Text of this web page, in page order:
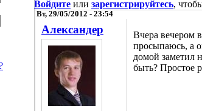
Войдите или зарегистрируйтесь,
Вт, 29/05/2012 - 23:54
Александер
Вчера вечером
просыпаюсь, а
домой заметил
быть? Простое